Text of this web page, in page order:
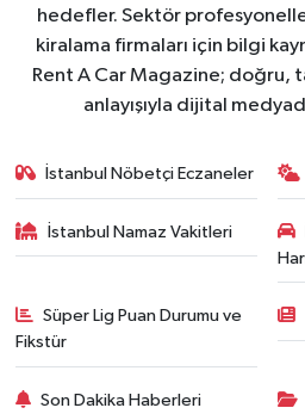
hedefler. Sektör
kiralama firmaları için bilgi
Rent A Car Magazine; doğru,
anlayışıyla dijital
İstanbul Nöbetçi Eczaneler
İstanbul Namaz Vakitleri
Süper Lig Puan Durumu ve
Fikstür
Son Dakika Haberleri